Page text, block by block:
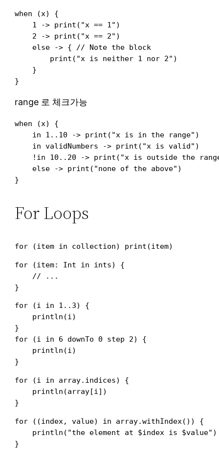
when (x) {
    1 -> print("x == 1")
    2 -> print("x == 2")
    else -> { // Note the block
        print("x is neither 1 nor 2")
    }
range 로 체크가능
when (x) {
    in 1..10 -> print("x is in the range")
    in validNumbers -> print("x is valid")
!in 10..20 -> print("x is outside the
    else -> print("none of the above")
For Loops
for (item: Int in ints) {
    // ...
for (i in 1..3) {
    println(i)
}
for (i in 6 downTo 0 step 2) {
    println(i)
for (i in array.indices) {
    println(array[i])
for ((index, value) in array.withIndex()) {
    println("the element at $index is $value")